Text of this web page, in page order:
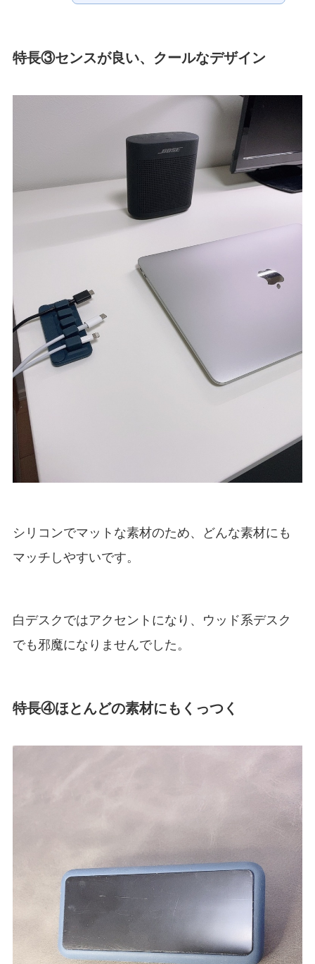
特長③センスが良い、クールなデザイン
シリコンでマットな素材のため、どんな素材にも
マッチしやすいです。
白デスクではアクセントになり、ウッド系デスク
でも邪魔になりませんでした。
特長④ほとんどの素材にもくっつく